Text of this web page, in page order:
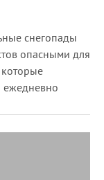
снегопады
опасными для
ежедневно